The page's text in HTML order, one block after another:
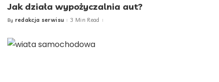
Jak działa wypożyczalnia aut?
Posted
By redakcja serwisu 3 Min Read